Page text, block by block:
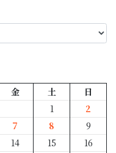
金 土
日
1
2
7 8
9
14 15
16